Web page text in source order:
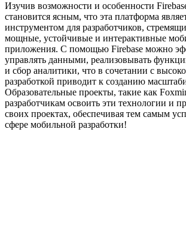
Изучив возможности и особенности
становится ясным, что эта платформа
инструментом для разработчиков,
мощные, устойчивые и интерактивные
приложения. С помощью Firebase можно
управлять данными, реализовывать
и сбор аналитики, что в сочетании с
разработкой приводит к созданию
Образовательные проекты, такие как
разработчикам освоить эти технологии и
своих проектах, обеспечивая тем самым
сфере мобильной разработки!